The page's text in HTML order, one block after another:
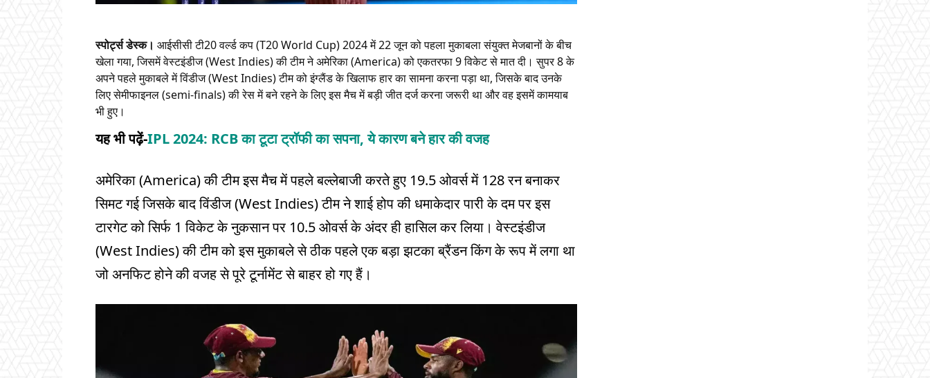
स्पोर्ट्स डेस्क। आईसीसी टी20 वर्ल्ड कप (T20 World Cup) 2024 में 22 जून को पहला मुकाबला संयुक्त मेजबानों के बीच
खेला गया, जिसमें वेस्टइंडीज (West Indies) की टीम ने अमेरिका (America) को एकतरफा 9 विकेट से मात दी। सुपर 8 के
अपने पहले मुकाबले में विंडीज (West Indies) टीम को इंग्लैंड के खिलाफ हार का सामना करना पड़ा था, जिसके बाद उनके
लिए सेमीफाइनल (semi-finals) की रेस में बने रहने के लिए इस मैच में बड़ी जीत दर्ज करना जरूरी था और वह इसमें कामयाब
भी हुए।
यह भी पढ़ें-IPL 2024: RCB का टूटा ट्रॉफी का सपना, ये कारण बने हार की वजह
अमेरिका (America) की टीम इस मैच में पहले बल्लेबाजी करते हुए 19.5 ओवर्स में 128 रन बनाकर
सिमट गई जिसके बाद विंडीज (West Indies) टीम ने शाई होप की धमाकेदार पारी के दम पर इस
टारगेट को सिर्फ 1 विकेट के नुकसान पर 10.5 ओवर्स के अंदर ही हासिल कर लिया। वेस्टइंडीज
(West Indies) की टीम को इस मुकाबले से ठीक पहले एक बड़ा झटका ब्रैंडन किंग के रूप में लगा था
जो अनफिट होने की वजह से पूरे टूर्नामेंट से बाहर हो गए हैं।